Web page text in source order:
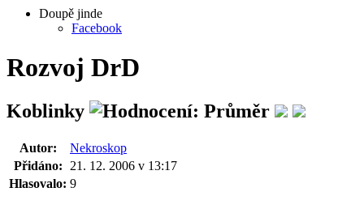
Doupě jinde
Facebook
Rozvoj DrD
Koblinky
Autor:
Nekroskop
Přidáno:
21. 12. 2006 v 13:17
Hlasovalo: 9